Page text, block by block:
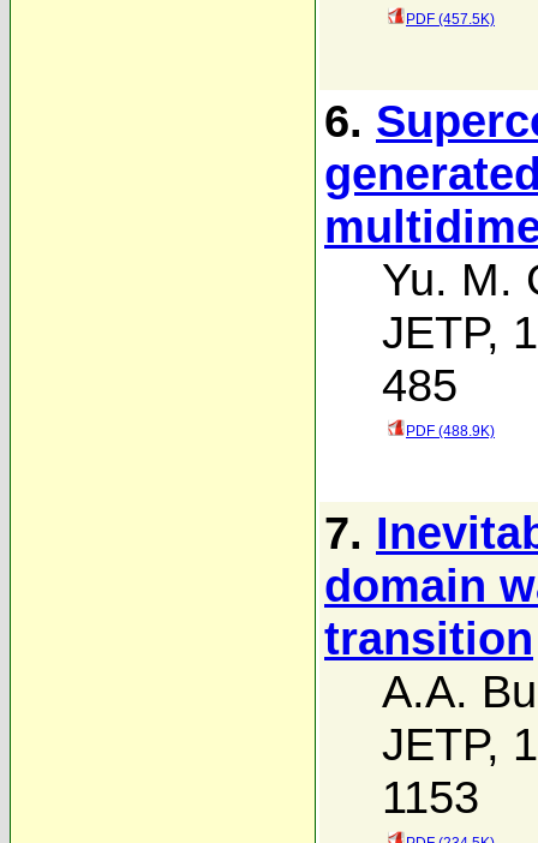
PDF (457.5K)
6.
Yu. M.
JETP,
485
PDF (488.9K)
7.
domain
transition
A.A.
JETP,
1153